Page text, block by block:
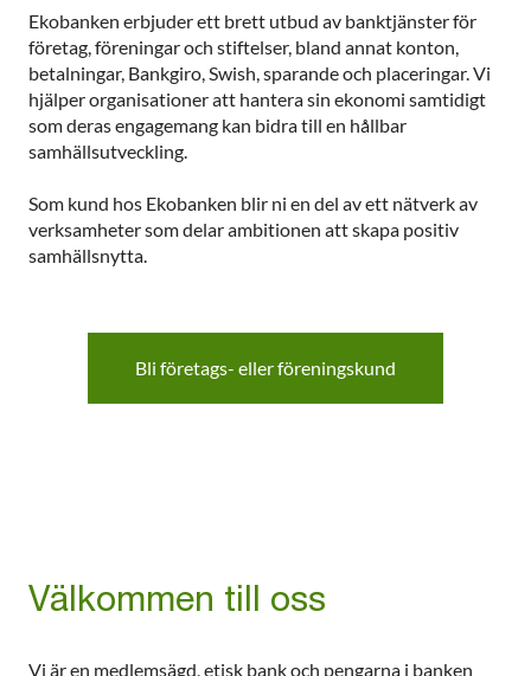
Ekobanken erbjuder ett brett utbud av banktjänster för
företag, föreningar och stiftelser, bland annat konton,
betalningar, Bankgiro, Swish, sparande och placeringar. Vi
hjälper organisationer att hantera sin ekonomi samtidigt
som deras engagemang kan bidra till en hållbar
samhällsutveckling.
Som kund hos Ekobanken blir ni en del av ett nätverk av
verksamheter som delar ambitionen att skapa positiv
samhällsnytta.
Bli företags- eller föreningskund
Välkommen till oss
Vi är en medlemsägd, etisk bank och pengarna i banken